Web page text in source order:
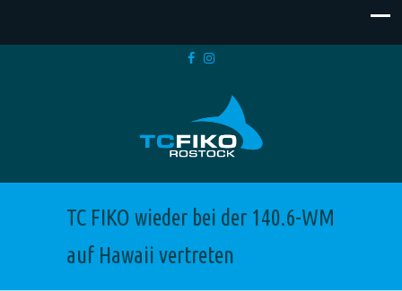
TC FIKO wieder bei der 140.6-WM
auf Hawaii vertreten